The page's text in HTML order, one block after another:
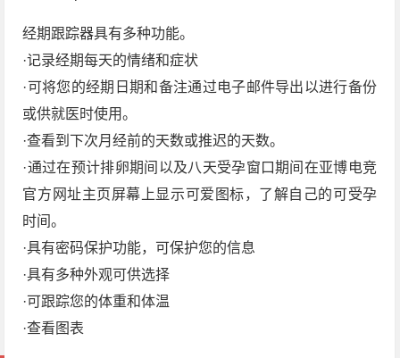
经期跟踪器具有多种功能。
·记录经期每天的情绪和症状
·可将您的经期日期和备注通过电子邮件导出以进行备份
或供就医时使用。
·查看到下次月经前的天数或推迟的天数。
·通过在预计排卵期间以及八天受孕窗口期间在亚博电竞
官方网址主页屏幕上显示可爱图标，了解自己的可受孕
时间。
·具有密码保护功能，可保护您的信息
·具有多种外观可供选择
·可跟踪您的体重和体温
·查看图表